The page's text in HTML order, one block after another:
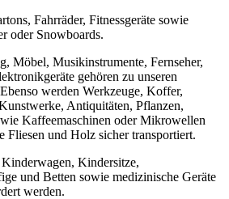
Fahrräder, Fitnessgeräte sowie
oder Snowboards.
Möbel, Musikinstrumente, Fernseher,
gehören zu unseren
werden Werkzeuge, Koffer,
Antiquitäten, Pflanzen,
Kaffeemaschinen oder Mikrowellen
Fliesen und Holz sicher transportiert.
Kindersitze,
und Betten sowie medizinische Geräte
werden.